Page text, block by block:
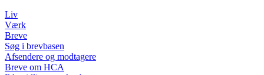
Liv
Værk
Breve
Søg i brevbasen
Afsendere og modtagere
Breve om HCA